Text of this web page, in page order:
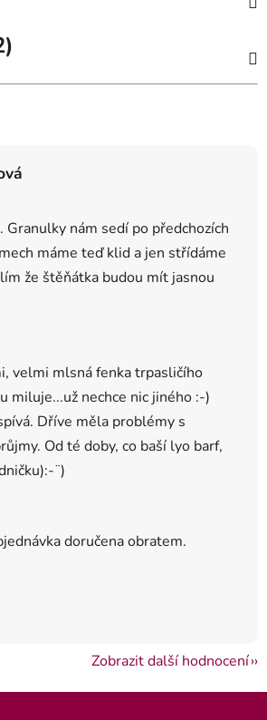
je 5 z 5 hvězdiček.
Granulky nám sedí po předchozích
máme teď klid a jen střídáme
že štěňátka budou mít jasnou
je 5 z 5 hvězdiček.
velmi mlsná fenka trpasličího
miluje...už nechce nic jiného :-)
Dříve měla problémy s
Od té doby, co baší lyo barf,
¨)
je 5 z 5 hvězdiček.
doručena obratem.
je 5 z 5 hvězdiček.
Zobrazit další hodnocení